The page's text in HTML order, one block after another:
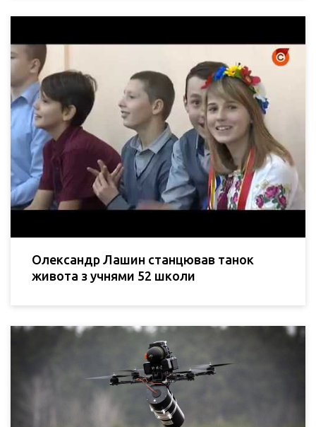
Олександр Лашин станцював танок
живота з учнями 52 школи